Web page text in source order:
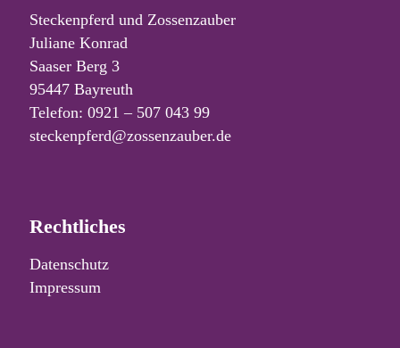
Steckenpferd und Zossenzauber
Juliane Konrad
Saaser Berg 3
95447 Bayreuth
Telefon: 0921 – 507 043 99
steckenpferd@zossenzauber.de
Rechtliches
Datenschutz
Impressum